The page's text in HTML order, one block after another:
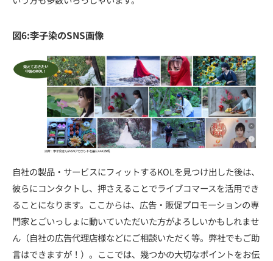
図6:李子染のSNS画像
自社の製品・サービスにフィットするKOLを見つけ出した後は、
彼らにコンタクトし、押さえることでライブコマースを活用でき
ることになります。ここからは、広告・販促プロモーションの専
門家とごいっしょに動いていただいた方がよろしいかもしれませ
ん（自社の広告代理店様などにご相談いただく等。弊社でもご助
言はできますが！）。ここでは、幾つかの大切なポイントをお伝